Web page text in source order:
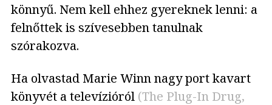
könnyű. Nem kell ehhez gyereknek lenni: a
felnőttek is szívesebben tanulnak
szórakozva.
Ha olvastad Marie Winn nagy port kavart
könyvét a televízióról (The Plug-In Drug,